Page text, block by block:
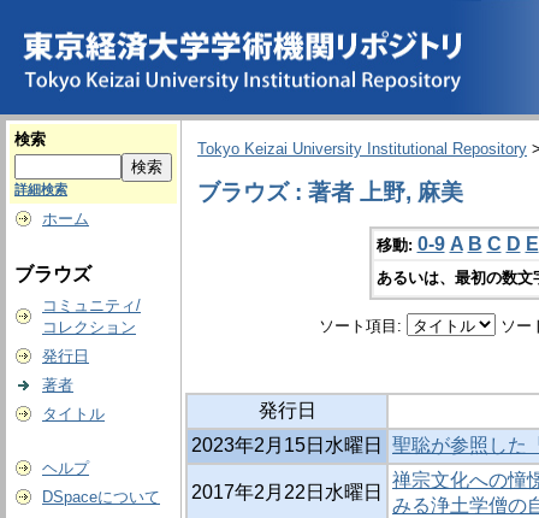
検索
詳細検索
ホーム
ブラウズ
コミュニティ/
コレクション
発行日
著者
タイトル
ヘルプ
DSpaceについて
Tokyo Keizai University Institutional Repository
ブラウズ : 著者 上野, 麻美
移動: 0-9 A B C D E
あるいは、最初の数
ソート項目: ソー
発行日
2023年2月15日水曜日
聖聡が参照した
2017年2月22日水曜日
禅宗文化への憧
みる浄土学僧